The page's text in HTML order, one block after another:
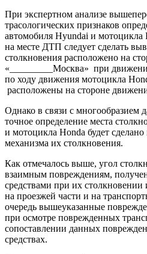
При экспертном анализе
трасологических признаков
автомобиля Hyundai и
на месте ДТП следует сделать
столкновения расположено на
«_________Москва» при
по ходу движения мотоцикла
расположены на стороне
Однако в связи с многообразием
точное определение места
и мотоцикла Hondа будет
механизма их столкновения.
Как отмечалось выше, угол
взаимным повреждениям,
средствами при их
на проезжей части и на
очередь вышеуказанные
при осмотре поврежденных
сопоставлении данных
средствах.